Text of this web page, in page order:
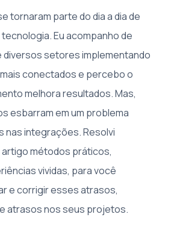
tornaram parte do dia a dia de
Eu acompanho de
setores implementando
conectados e percebo o
melhora resultados. Mas,
esbarram em um problema
nas integrações. Resolvi
métodos práticos,
vividas, para você
e corrigir esses atrasos,
atrasos nos seus projetos.